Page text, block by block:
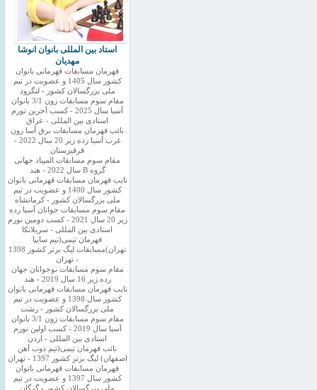
استاد بین المللی بانوان انوشا
مهدیان
قهرمان مسابقات قهرمانی بانوان
کشور سال 1405 و عضویت در تیم
ملی بزرگسالان کشور - لنگرود
مقام سوم مسابقات زون 3/1 بانوان
آسیا سال 2025 - کسب آخرین نورم
استادی بین المللی - عراق
نائب قهرمان مسابقات برق آسا زون
غرب آسیا رده زیر 20 سال 2022 -
قرقیزستان
مقام سوم مسابقات المپیاد جهانی
گروه B سال 2022 - هند
نایب قهرمان مسابقات قهرمانی بانوان
کشور سال 1400 و عضویت در تیم
ملی بزرگسالان کشور - کرمانشاه
مقام سوم مسابقات جوانان آسیا رده
زیر 20 سال 2021 - کسب دومین نورم
استادی بین المللی - سریلانکا
قهرمان تیمی(تیم سایپا
تهران)مسابقات لیگ برتر کشور 1398
- تهران
مقام سوم مسابقات نوجوانان جهان
رده زیر 16 سال 2019 - هند
نایب قهرمان مسابقات قهرمانی بانوان
کشور سال 1398 و عضویت در تیم
ملی بزرگسالان کشور - رشت
مقام سوم مسابقات زون 3/1 بانوان
آسیا سال 2019 - کسب اولین نورم
استادی بین المللی - اردن
نائب قهرمان تیمی(تیم ذوب آهن
اصفهان) لیگ برتر کشور 1397 - تهران
قهرمان مسابقات قهرمانی بانوان
کشور سال 1397 و عضویت در تیم
ملی بزرگسالان کشور - گرگان